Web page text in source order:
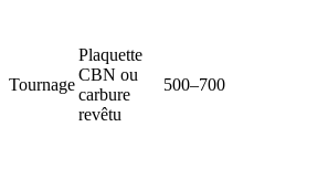
Tournage
Plaquette
CBN ou
carbure
revêtu
500–700